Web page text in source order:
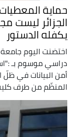
حماية
الجزائر ليست
يكفله الدستور
اختضنت اليوم جامعة
دراسي موسوم بـ
أمن البيانات في ظلّ
المنظّم من طرف كلية